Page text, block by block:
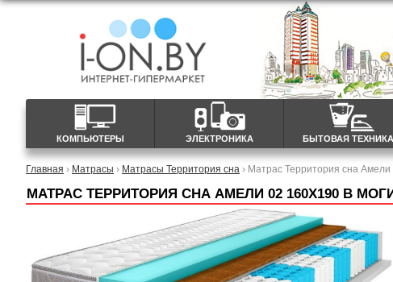
КОМПЬЮТЕРЫ ЭЛЕКТРОНИКА БЫТОВАЯ ТЕХНИКА
Главная › Матрасы › Матрасы Территория сна › Матрас Территория сна Амели
МАТРАС ТЕРРИТОРИЯ СНА АМЕЛИ 02 160X190 В